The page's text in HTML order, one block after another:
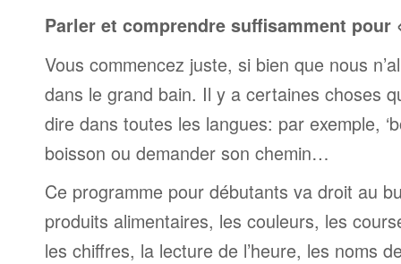
Parler et comprendre suffisamment pour
Vous commencez juste, si bien que nous
dans le grand bain. Il y a certaines choses
dire dans toutes les langues: par exemple,
boisson ou demander son chemin…
Ce programme pour débutants va droit au
produits alimentaires, les couleurs, les
les chiffres, la lecture de l’heure, les noms